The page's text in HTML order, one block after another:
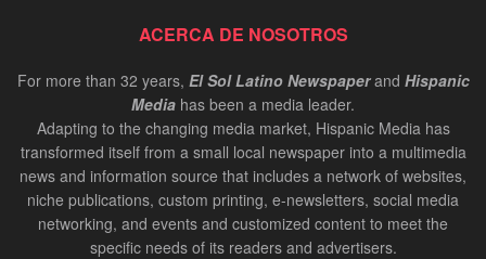
ACERCA DE NOSOTROS
For more than 32 years, El Sol Latino Newspaperand Hispanic
Media has been a media leader.
Adapting to the changing media market, Hispanic Media has
transformed itself from a small local newspaper into a multimedia
news and information source that includes a network of websites,
niche publications, custom printing, e-newsletters, social media
networking, and events and customized content to meet the
specific needs of its readers and advertisers.